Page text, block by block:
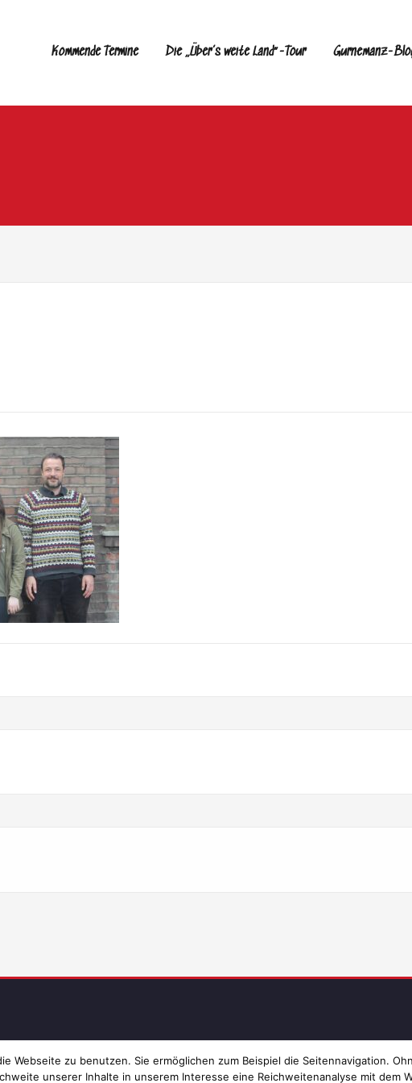
Kommende Termine Die „Über’s weite Land“-Tour Gurnemanz-
Impressum
Webseite zu benutzen. Sie ermöglichen zum Beispiel die Seitennavigation.
unserer Inhalte in unserem Interesse eine Reichweitenanalyse mit dem